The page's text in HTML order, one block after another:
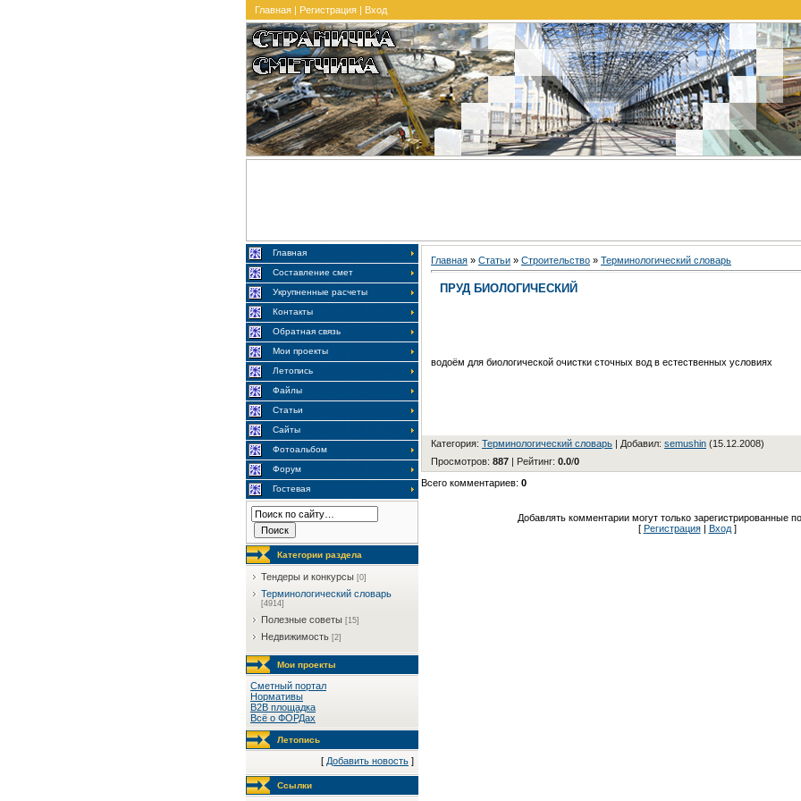
Главная | Регистрация | Вход
Главная
Составление смет
Укрупненные расчеты
Контакты
Обратная связь
Мои проекты
Летопись
Файлы
Статьи
Сайты
Фотоальбом
Форум
Гостевая
Категории раздела
Тендеры и конкурсы [0]
Терминологический словарь
[4914]
Полезные советы [15]
Недвижимость [2]
Мои проекты
Сметный портал
Нормативы
B2B площадка
Всё о ФОРДах
Летопись
[ Добавить новость ]
Ссылки
Главная » Статьи » Строительство » Терминологический словарь
ПРУД БИОЛОГИЧЕСКИЙ
водоём для биологической очистки сточных вод в естественных условиях
Категория: Терминологический словарь | Добавил: semushin (15.12.2008)
Просмотров: 887 | Рейтинг: 0.0/0
Всего комментариев: 0
Добавлять комментарии могут только зарегистрированные
[ Регистрация| Вход]